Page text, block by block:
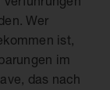
Wer
ist,
im
das nach